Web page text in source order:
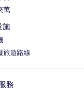
萬
施
旅遊路線
務